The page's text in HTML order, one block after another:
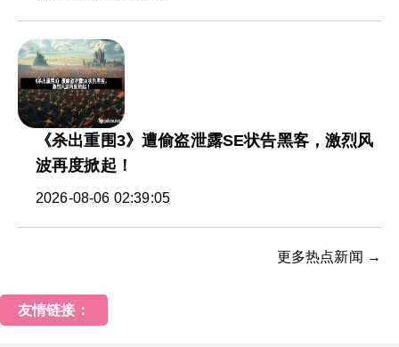
《杀出重围3》遭偷盗泄露SE状告黑客，激烈风
波再度掀起！
2026-08-06 02:39:05
更多热点新闻 →
友情链接：